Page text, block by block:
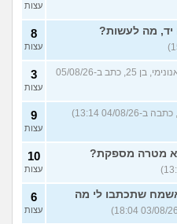
במדור עצות
יד, מה לעשות? 8
עצות
(אנונימי, בן 25, כתב ב-05/08/26
3
עצות
9
עצות
מטרה מספקת? 10
עצות
שתכתבו לי מה
6
עצות